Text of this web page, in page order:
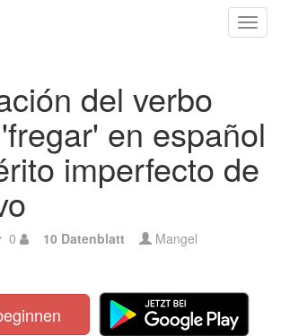
del verbo
en español
imperfecto de
0 10 Datenblatt Mangel